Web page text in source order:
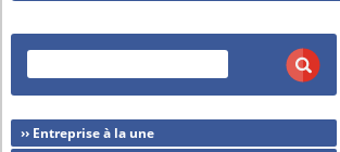
›› Entreprise à la une